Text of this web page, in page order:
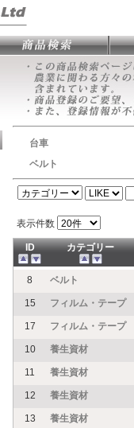
台車
ベルト
表示件数
ID カテゴリー
8 ベルト
15 フィルム・テープ
17 フィルム・テープ
10 養生資材
11 養生資材
12 養生資材
13 養生資材